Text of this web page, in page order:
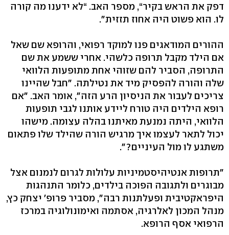
דפק את הראש בקיר‭,“‬ מספר האב. “לא ידענו מה קורה
לו. הוא פשוט היה אחוז תזזית‭."‬
ההורים המודאגים פנו למוקד רפואי, והרופא שם שאל
אם הילד מקבל תרופה כלשהי. אחרי ששמע את שם
התרופה, הסביר להם שזוהי אחת מתופעות הלוואי
שלה והורה להפסיק מיד את נטילתה. "חבל שהיינו
צריכים לעבור את הניסיון הרע הזה‭,"‬ אומר האב. "אם
רופא הילדים היה טורח ליידע אותנו לגבי תופעות
הלוואי, היתה נמנעת מאיתנו בהלה עצומה. מישהו
יכול לתאר לעצמו איך מרגיש הורה שהילד שלו פתאום
משתגע לו מול העיניים‭."?‬
"תרופות אנטיהיסטמיניות עלולות לגרום לנמנום אצל
מבוגרים ולתגובה הפוכה בילדים, כלומר התנהגות
היפראקטיבית ופעלתנות רבה‭,"‬ מסביר פרופ׳ יצחק כץ,
מנהל המכון לאלרגיה, אסתמה ואימונולוגיה במרכז
הרפואי אסף הרופא.